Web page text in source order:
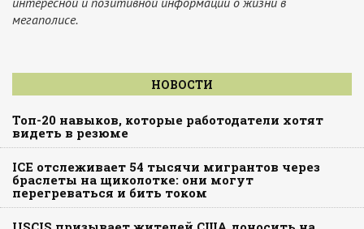
мегаполисе.
НОВОСТИ
Топ-20 навыков, которые работодатели хотят
видеть в резюме
ICE отслеживает 54 тысячи мигрантов через
браслеты на щиколотке: они могут
перегреваться и бить током